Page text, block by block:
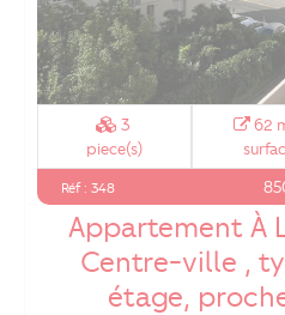
3
piece(s)
62
Réf : 348
Appartement À
Centre-ville ,
étage,